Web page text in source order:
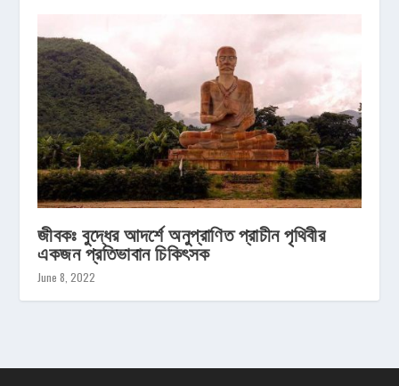
জীবকঃ বুদ্ধের আদর্শে অনুপ্রাণিত প্রাচীন পৃথিবীর
একজন প্রতিভাবান চিকিৎসক
June 8, 2022